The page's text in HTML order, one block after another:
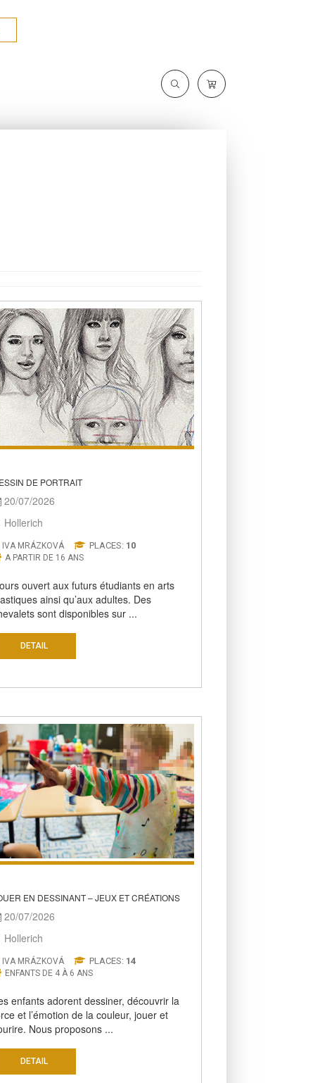
DE PORTRAIT
20/07/2026
Hollerich
IVA MRÁZKOVÁ PLACES: 10
A PARTIR DE 16 ANS
ouvert aux futurs étudiants en arts
ainsi qu’aux adultes. Des
sont disponibles sur ...
DETAIL
EN DESSINANT – JEUX ET CRÉATIONS
20/07/2026
Hollerich
IVA MRÁZKOVÁ PLACES: 14
ENFANTS DE 4 À 6 ANS
enfants adorent dessiner, découvrir la
et l’émotion de la couleur, jouer et
Nous proposons ...
DETAIL